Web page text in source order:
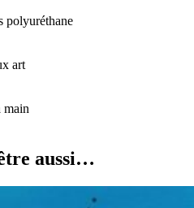
polyuréthane
art
main
aussi…